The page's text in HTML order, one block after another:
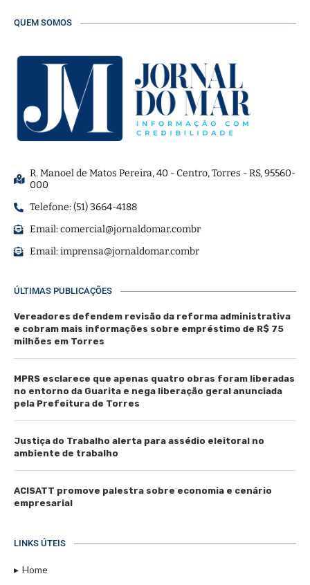
QUEM SOMOS
R. Manoel de Matos Pereira, 40 - Centro, Torres - RS, 95560-
000
Telefone: (51) 3664-4188
Email:comercial@jornaldomar.combr
Email:imprensa@jornaldomar.combr
ÚLTIMAS PUBLICAÇÕES
Vereadores defendem revisão da reforma administrativa
e cobram mais informações sobre empréstimo de R$ 75
milhões em Torres
MPRS esclarece que apenas quatro obras foram liberadas
no entorno da Guarita e nega liberação geral anunciada
pela Prefeitura de Torres
Justiça do Trabalho alerta para assédio eleitoral no
ambiente de trabalho
ACISATT promove palestra sobre economia e cenário
empresarial
LINKS ÚTEIS
Home